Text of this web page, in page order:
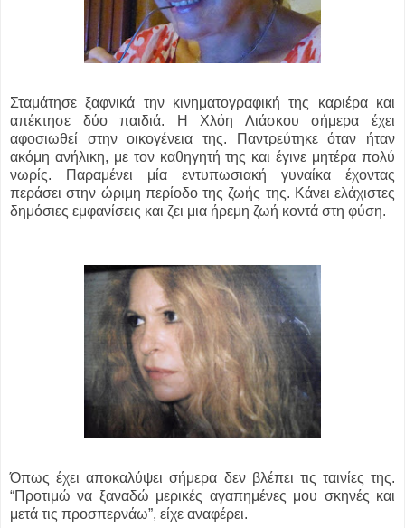
Σταμάτησε ξαφνικά την κινηματογραφική της καριέρα και
απέκτησε δύο παιδιά. Η Χλόη Λιάσκου σήμερα έχει
αφοσιωθεί στην οικογένεια της. Παντρεύτηκε όταν ήταν
ακόμη ανήλικη, με τον καθηγητή της και έγινε μητέρα πολύ
νωρίς. Παραμένει μία εντυπωσιακή γυναίκα έχοντας
περάσει στην ώριμη περίοδο της ζωής της. Κάνει ελάχιστες
δημόσιες εμφανίσεις και ζει μια ήρεμη ζωή κοντά στη φύση.
Όπως έχει αποκαλύψει σήμερα δεν βλέπει τις ταινίες της.
“Προτιμώ να ξαναδώ μερικές αγαπημένες μου σκηνές και
μετά τις προσπερνάω”, είχε αναφέρει.